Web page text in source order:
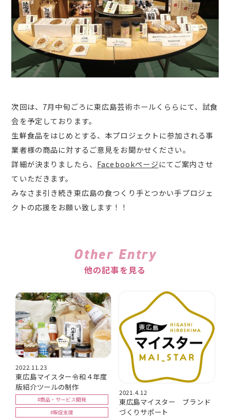
次回は、7月中旬ごろに東広島芸術ホールくららにて、試食
会を予定しております。
生鮮食品をはじめとする、本プロジェクトに参加される事
業者様の商品に対するご意見をお聞かせください。
詳細が決まりましたら、 Facebookページにてご案内させ
ていただきます。
みなさま引き続き東広島の食つくり手とつかい手プロジェ
クトの応援をお願い致します！！
Other Entry
他の記事を見る
2022.11.23
東広島マイスター令和４年度
版紹介ツールの制作
#商品・サービス開発
#販促支援
2021.4.12
東広島マイスター ブランド
づくりサポート